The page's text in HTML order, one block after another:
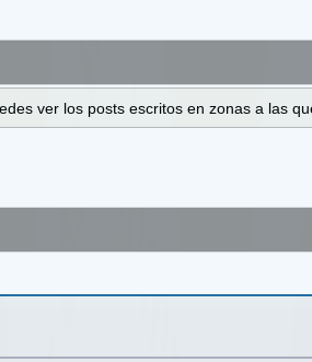
ver los posts escritos en zonas a las